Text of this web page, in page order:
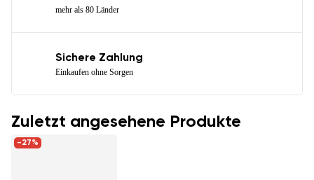
mehr als 80 Länder
Sichere Zahlung
Einkaufen ohne Sorgen
Zuletzt angesehene Produkte
-27%